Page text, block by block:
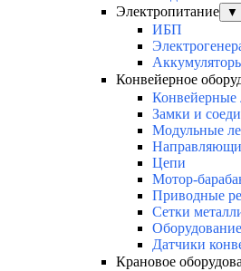
Электропитание
▼
ИБП
Конвейерное
Конвейерные
Замки и
Модульные
Цепи
Мотор-
Приводные
Сетки
Датчики
Крановое